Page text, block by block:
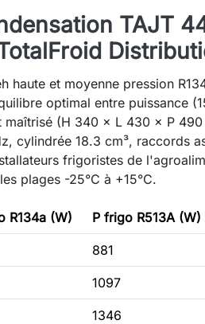
TAJT
haute et moyenne pression
optimal entre puissance
maîtrisé (H 340 × L 430 × P
cylindrée 18.3 cm³, raccords
frigoristes de
plages -25°C à +15°C.
R134a (W) P frigo R513A (W)
881
1097
1346